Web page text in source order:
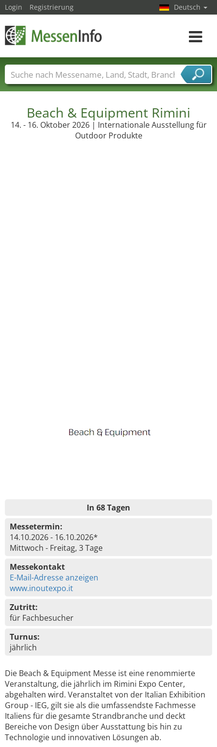
Beach & Equipment Rimini
14. - 16. Oktober 2026 | Internationale Ausstellung für
Outdoor Produkte
In 68 Tagen
Messetermin:
14.10.2026 - 16.10.2026*
Mittwoch - Freitag, 3 Tage
Messekontakt
E-Mail-Adresse anzeigen
www.inoutexpo.it
Zutritt:
für Fachbesucher
Turnus:
jährlich
Die Beach & Equipment Messe ist eine renommierte
Veranstaltung, die jährlich im Rimini Expo Center,
abgehalten wird. Veranstaltet von der Italian Exhibition
Group - IEG, gilt sie als die umfassendste Fachmesse
Italiens für die gesamte Strandbranche und deckt
Bereiche von Design über Ausstattung bis hin zu
Technologie und innovativen Lösungen ab.
Login Registrierung Deutsch
Toggle
Messenamen Länder Städte
Branchen